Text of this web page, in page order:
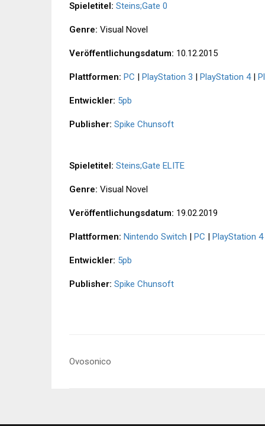
Spieletitel: Steins;Gate 0
Genre: Visual Novel
Veröffentlichungsdatum: 10.12.2015
Plattformen: PC | PlayStation 3 | PlayStation 4|
Entwickler: 5pb
Publisher: Spike Chunsoft
Spieletitel: Steins;Gate ELITE
Genre: Visual Novel
Veröffentlichungsdatum: 19.02.2019
Plattformen: Nintendo Switch | PC | PlayStation 4
Entwickler: 5pb
Publisher: Spike Chunsoft
Beitragsnavigation
Ovosonico